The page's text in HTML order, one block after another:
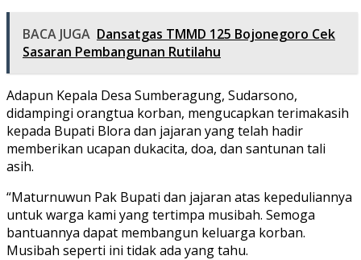
BACA JUGA Dansatgas TMMD 125 Bojonegoro Cek
Sasaran Pembangunan Rutilahu
Adapun Kepala Desa Sumberagung, Sudarsono,
didampingi orangtua korban, mengucapkan terimakasih
kepada Bupati Blora dan jajaran yang telah hadir
memberikan ucapan dukacita, doa, dan santunan tali
asih.
“Maturnuwun Pak Bupati dan jajaran atas kepeduliannya
untuk warga kami yang tertimpa musibah. Semoga
bantuannya dapat membangun keluarga korban.
Musibah seperti ini tidak ada yang tahu.